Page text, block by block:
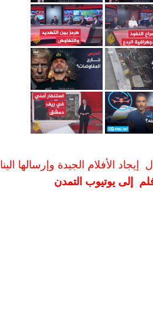
الأفلام الجيدة وإرسالها الينا
إلى يوتيوب التمدن